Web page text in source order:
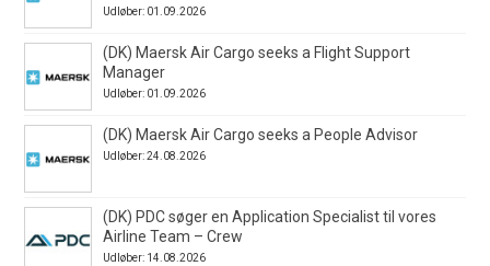
Udløber: 01.09.2026
(DK) Maersk Air Cargo seeks a Flight Support
Manager
Udløber: 01.09.2026
(DK) Maersk Air Cargo seeks a People Advisor
Udløber: 24.08.2026
(DK) PDC søger en Application Specialist til vores
Airline Team – Crew
Udløber: 14.08.2026